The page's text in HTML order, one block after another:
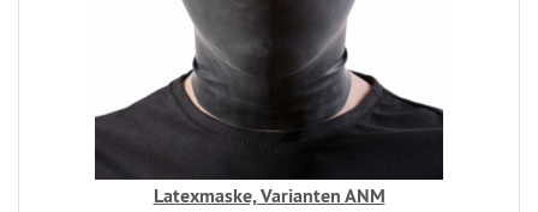
Latexmaske, Varianten ANM